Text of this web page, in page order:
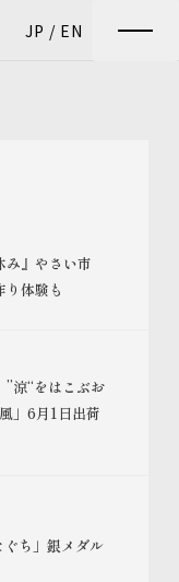
JP / EN
み』やさい市
り体験も
涼“をはこぶお
」6月1日出荷
ち」銀メダル